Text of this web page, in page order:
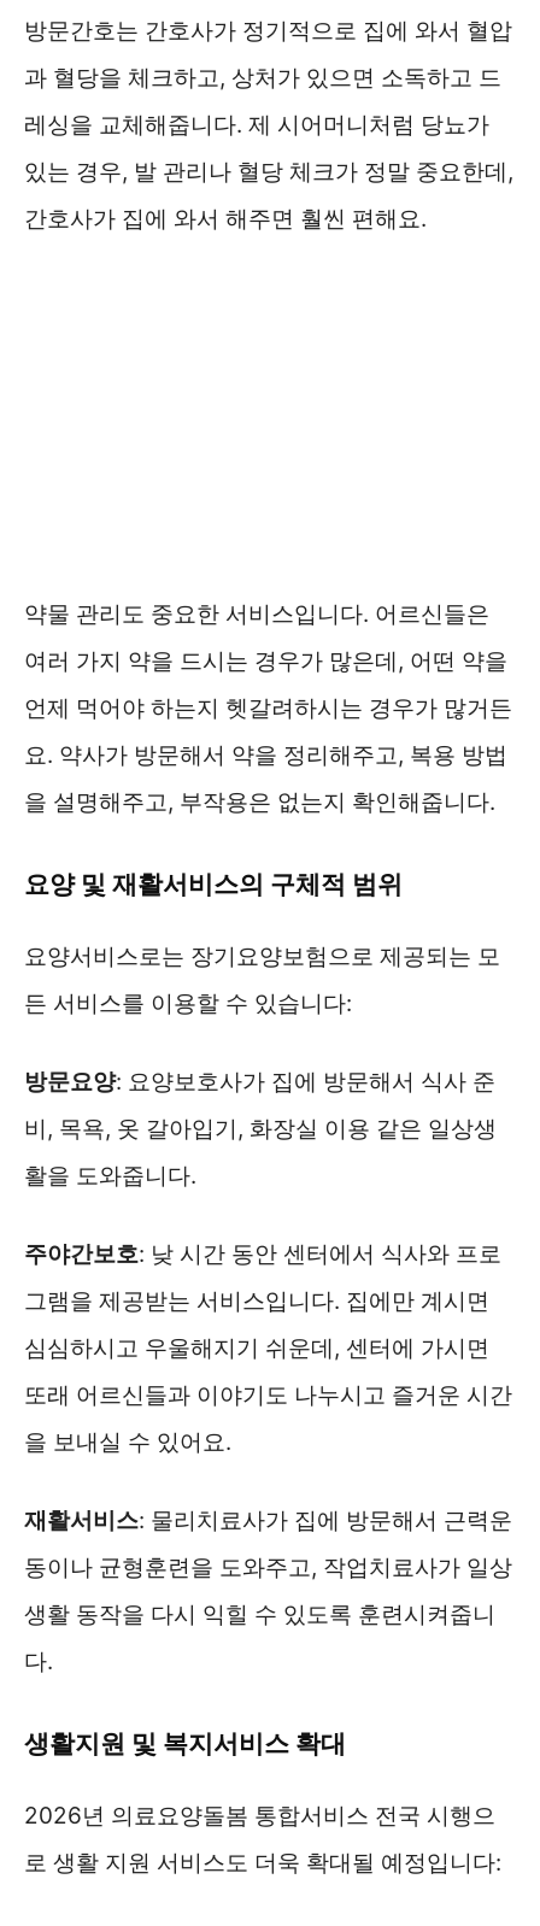
방문간호는 간호사가 정기적으로 집에 와서 혈압
과 혈당을 체크하고, 상처가 있으면 소독하고 드
레싱을 교체해줍니다. 제 시어머니처럼 당뇨가
있는 경우, 발 관리나 혈당 체크가 정말 중요한데,
간호사가 집에 와서 해주면 훨씬 편해요.
약물 관리도 중요한 서비스입니다. 어르신들은
여러 가지 약을 드시는 경우가 많은데, 어떤 약을
언제 먹어야 하는지 헷갈려하시는 경우가 많거든
요. 약사가 방문해서 약을 정리해주고, 복용 방법
을 설명해주고, 부작용은 없는지 확인해줍니다.
요양 및 재활서비스의 구체적 범위
요양서비스로는 장기요양보험으로 제공되는 모
든 서비스를 이용할 수 있습니다:
방문요양: 요양보호사가 집에 방문해서 식사 준
비, 목욕, 옷 갈아입기, 화장실 이용 같은 일상생
활을 도와줍니다.
주야간보호: 낮 시간 동안 센터에서 식사와 프로
그램을 제공받는 서비스입니다. 집에만 계시면
심심하시고 우울해지기 쉬운데, 센터에 가시면
또래 어르신들과 이야기도 나누시고 즐거운 시간
을 보내실 수 있어요.
재활서비스: 물리치료사가 집에 방문해서 근력운
동이나 균형훈련을 도와주고, 작업치료사가 일상
생활 동작을 다시 익힐 수 있도록 훈련시켜줍니
다.
생활지원 및 복지서비스 확대
2026년 의료요양돌봄 통합서비스 전국 시행으
로 생활 지원 서비스도 더욱 확대될 예정입니다: